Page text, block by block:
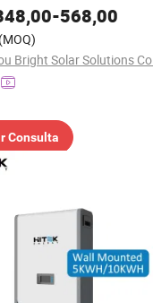
de batería de litio
batería de iones de litio,
almacenamiento de larga
-568,00
(MOQ)
Consulta